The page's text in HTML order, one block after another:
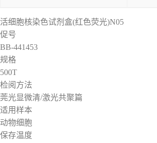
活细胞核染色试剂盒(红色荧光)N05
促号
BB-441453
规格
500T
检阅方法
莞光显微清/激光共聚篇
适用样本
动物细胞
保存温度